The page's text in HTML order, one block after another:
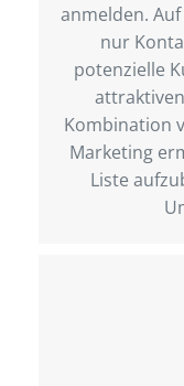
anmelden.
nur
potenzielle
Kombination
Marketing
Liste